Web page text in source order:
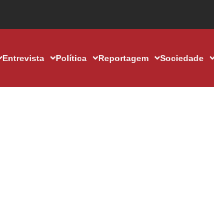
Entrevista Política Reportagem Sociedade